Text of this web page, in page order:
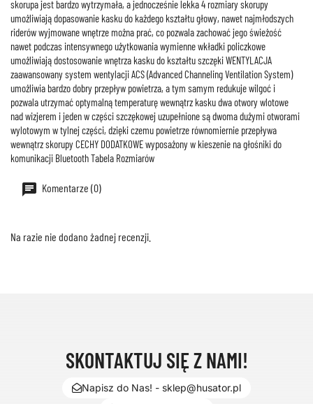
skorupa jest bardzo wytrzymała, a jednocześnie lekka 4 rozmiary skorupy
umożliwiają dopasowanie kasku do każdego kształtu głowy, nawet najmłodszych
riderów wyjmowane wnętrze można prać, co pozwala zachować jego świeżość
nawet podczas intensywnego użytkowania wymienne wkładki policzkowe
umożliwiają dostosowanie wnętrza kasku do kształtu szczęki WENTYLACJA
zaawansowany system wentylacji ACS (Advanced Channeling Ventilation System)
umożliwia bardzo dobry przepływ powietrza, a tym samym redukuje wilgoć i
pozwala utrzymać optymalną temperaturę wewnątrz kasku dwa otwory wlotowe
nad wizjerem i jeden w części szczękowej uzupełnione są dwoma dużymi otworami
wylotowym w tylnej części, dzięki czemu powietrze równomiernie przepływa
wewnątrz skorupy CECHY DODATKOWE wyposażony w kieszenie na głośniki do
komunikacji Bluetooth Tabela Rozmiarów
Komentarze (0)
Na razie nie dodano żadnej recenzji.
SKONTAKTUJ SIĘ Z NAMI!
Napisz do Nas! - sklep@husator.pl